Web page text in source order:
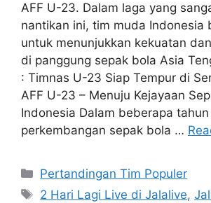
AFF U-23. Dalam laga yang
nantikan ini, tim muda Indonesia
untuk menunjukkan kekuatan
di panggung sepak bola Asia
: Timnas U-23 Siap Tempur di
AFF U-23 – Menuju Kejayaan
Indonesia Dalam beberapa
perkembangan sepak bola …
Categories
Pertandingan Tim Populer
Tags
2 Hari Lagi Live di Jalalive,